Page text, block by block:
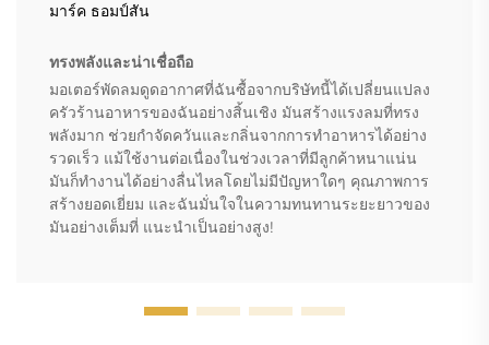
มาร์ค ธอมป์สัน
ทรงพลังและน่าเชื่อถือ
มอเตอร์พัดลมดูดอากาศที่ฉันซื้อจากบริษัทนี้ได้เปลี่ยนแปลง
ครัวร้านอาหารของฉันอย่างสิ้นเชิง มันสร้างแรงลมที่ทรง
พลังมาก ช่วยกำจัดควันและกลิ่นจากการทำอาหารได้อย่าง
รวดเร็ว แม้ใช้งานต่อเนื่องในช่วงเวลาที่มีลูกค้าหนาแน่น
มันก็ทำงานได้อย่างลื่นไหลโดยไม่มีปัญหาใดๆ คุณภาพการ
สร้างยอดเยี่ยม และฉันมั่นใจในความทนทานระยะยาวของ
มันอย่างเต็มที่ แนะนำเป็นอย่างสูง!